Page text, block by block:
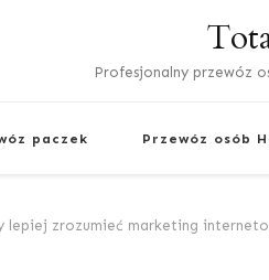
Profesjonalny przewóz
paczek Przewóz osób
lepiej zrozumieć marketing